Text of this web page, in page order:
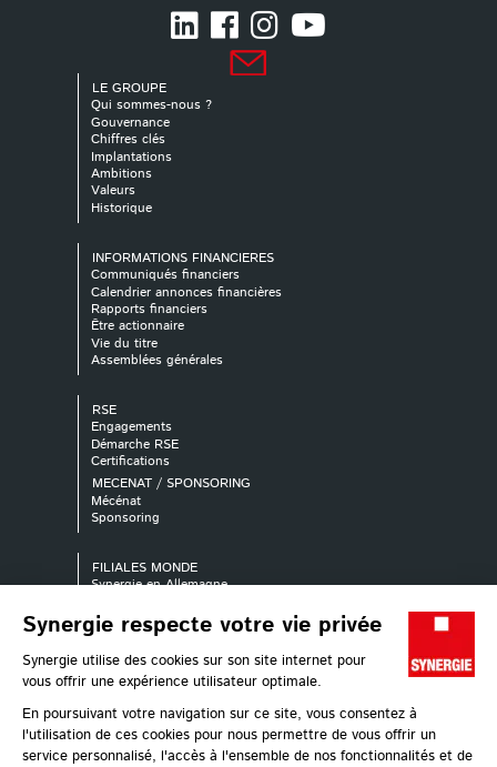
LE GROUPE
Qui sommes-nous ?
Gouvernance
Chiffres clés
Implantations
Ambitions
Valeurs
Historique
INFORMATIONS FINANCIERES
Communiqués financiers
Calendrier annonces financières
Rapports financiers
Être actionnaire
Vie du titre
Assemblées générales
RSE
Engagements
Démarche RSE
Certifications
MECENAT / SPONSORING
Mécénat
Sponsoring
FILIALES MONDE
Synergie en Allemagne
Synergie en Autriche
Synergie en Belgique
Synergie au Canada
Synergie en Espagne
Synergie en France
Synergie en Italie
Synergie au Luxembourg
Synergie au Pays-Bas
Synergie en Pologne